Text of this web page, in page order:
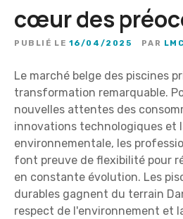
cœur des
PUBLIÉ LE 16/04/2025 PAR
Le marché belge des piscines
transformation remarquable.
nouvelles attentes des
innovations technologiques et
environnementale, les
font preuve de flexibilité pour
en constante évolution. Les
durables gagnent du terrain
respect de l'environnement et